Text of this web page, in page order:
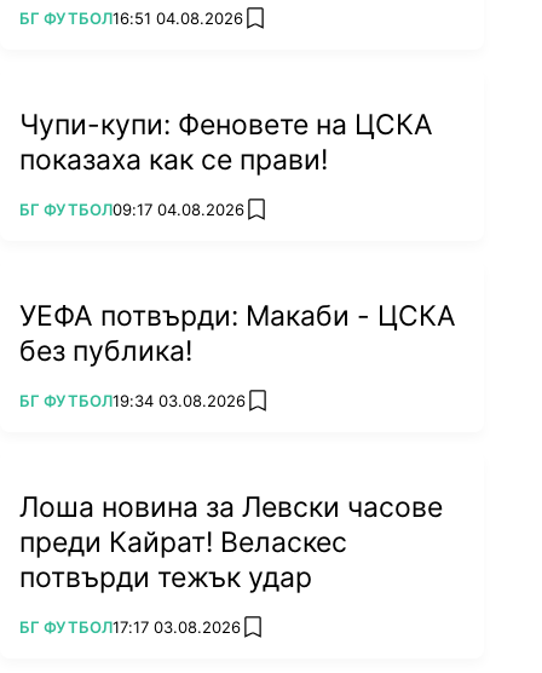
ПОВЕЧЕ ОТ
БГ ФУТБОЛ16:51 04.08.2026 add favorites
Чупи-купи: Феновете на ЦСКА
показаха как се прави!
ПОВЕЧЕ ОТ
БГ ФУТБОЛ09:17 04.08.2026 add favorites
УЕФА потвърди: Макаби - ЦСКА
без публика!
ПОВЕЧЕ ОТ
БГ ФУТБОЛ19:34 03.08.2026 add favorites
Лоша новина за Левски часове
преди Кайрат! Веласкес
потвърди тежък удар
ПОВЕЧЕ ОТ
БГ ФУТБОЛ17:17 03.08.2026 add favorites